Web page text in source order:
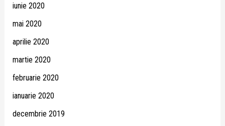
iunie 2020
mai 2020
aprilie 2020
martie 2020
februarie 2020
ianuarie 2020
decembrie 2019